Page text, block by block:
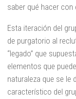
saber qué hacer
Esta iteración del
de purgatorio al
“legado” que
elementos que
naturaleza que se le
característico del